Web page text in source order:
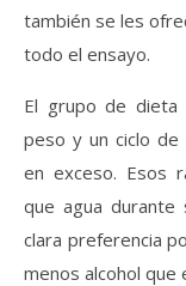
también se les
todo el ensayo.
El grupo de dieta
peso y un ciclo de
en exceso. Esos
que agua durante
clara preferencia
menos alcohol que